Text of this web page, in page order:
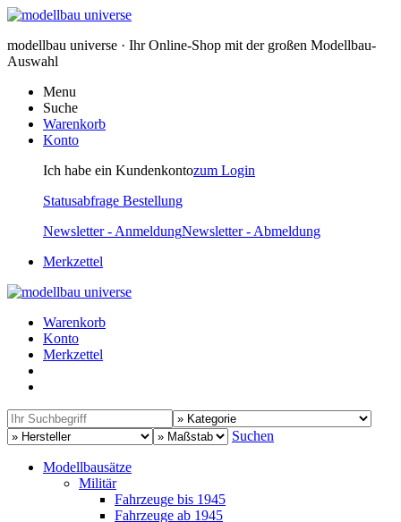
modellbau universe · Ihr Online-Shop mit der großen Modellbau-
Auswahl
Menu
Suche
Warenkorb
Konto
Ich habe ein Kundenkontozum Login
Statusabfrage Bestellung
Newsletter - AnmeldungNewsletter - Abmeldung
Merkzettel
Warenkorb
Konto
Merkzettel
Suchen
Modellbausätze
Militär
Fahrzeuge bis 1945
Fahrzeuge ab 1945